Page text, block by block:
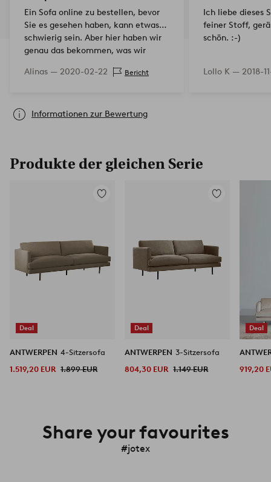
Ein Sofa online zu bestellen, bevor
Sie es gesehen haben, kann etwas
schwierig sein. Aber hier haben wir
genau das bekommen, was wir
Farbe „Leine…
Alinas — 2020-02-22 Bericht
Ich liebe dieses
feiner Stoff,
schön. :-)
Lollo K — 2018-
Informationen zur Bewertung
Produkte der gleichen Serie
Deal
Zu
ANTWERPEN 4-Sitzersofa
1.519,20 EUR 1.899 EUR
Deal
Zu
ANTWERPEN 3-Sitzersofa
804,30 EUR 1.149 EUR
Deal
919,20
Share your favourites
#jotex